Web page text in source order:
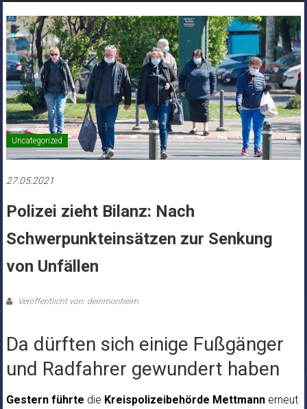
Uncategorized
27.05.2021
Polizei zieht Bilanz: Nach
Schwerpunkteinsätzen zur Senkung
von Unfällen
Veröffentlicht von: deinmonheim
Da dürften sich einige Fußgänger
und Radfahrer gewundert haben
Gestern führte die Kreispolizeibehörde Mettmannerneut